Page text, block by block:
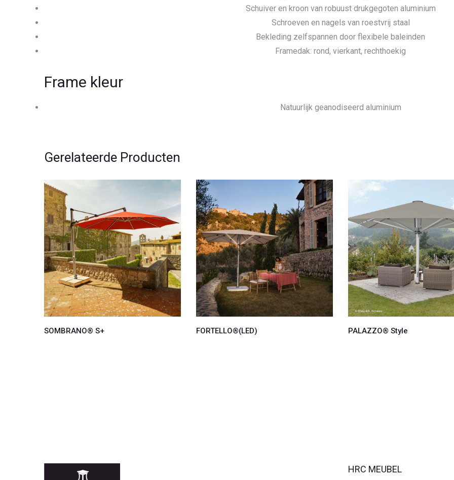
Schuiver en kroon van robuust drukgegoten aluminium
Schroeven en nagels van roestvrij staal
Bekleding zelfspannen door flexibele baleinden
Framedak: rond, vierkant, rechthoekig
Frame kleur
Natuurlijk geanodiseerd aluminium
Gerelateerde Producten
SOMBRANO® S+ FORTELLO®(LED) PALAZZO® Style
HRC MEUBEL